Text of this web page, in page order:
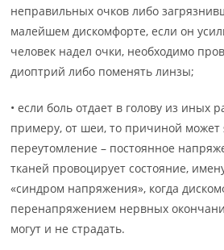
неправильных очков либо
малейшем дискомфорте, если он
человек надел очки, необходимо
диоптрий либо поменять линзы;
• если боль отдает в голову из иных
примеру, от шеи, то причиной может
переутомление – постоянное
тканей провоцирует состояние,
«синдром напряжения», когда
перенапряжением нервных
могут и не страдать.